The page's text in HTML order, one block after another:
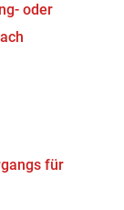
oder
für